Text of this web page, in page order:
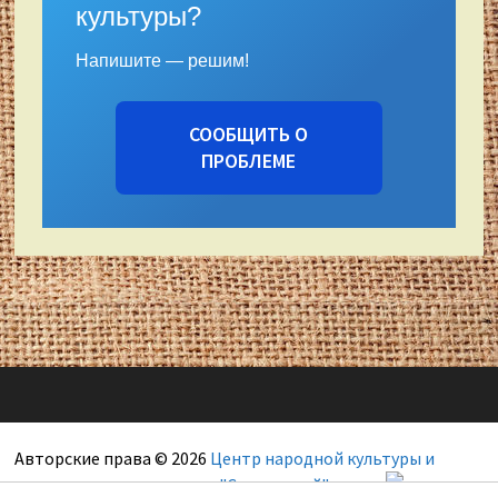
культуры?
Напишите — решим!
СООБЩИТЬ О
ПРОБЛЕМЕ
Авторские права © 2026 Центр народной культуры и